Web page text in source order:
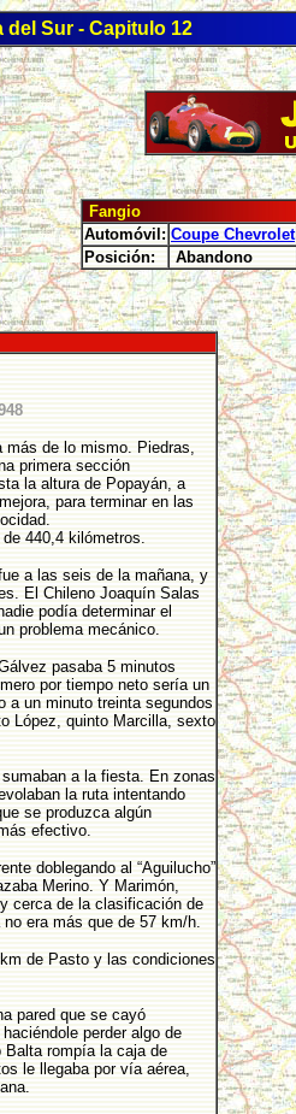
del Sur - Capitulo 12
Fangio
Automóvil: Coupe Chevrolet
Posición:
Abandono
más de lo mismo. Piedras,
primera sección
la altura de Popayán, a
para terminar en las
440,4 kilómetros.
a las seis de la mañana, y
El Chileno Joaquín Salas
podía determinar el
problema mecánico.
pasaba 5 minutos
por tiempo neto sería un
a un minuto treinta segundos
López, quinto Marcilla, sexto
a la fiesta. En zonas
la ruta intentando
se produzca algún
efectivo.
doblegando al “Aguilucho”
Merino. Y Marimón,
cerca de la clasificación de
era más que de 57 km/h.
de Pasto y las condiciones
pared que se cayó
perder algo de
rompía la caja de
le llegaba por vía aérea,